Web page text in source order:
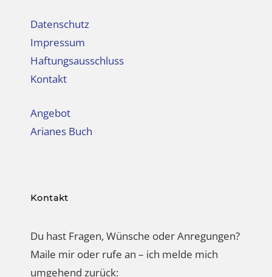
Datenschutz
Impressum
Haftungsausschluss
Kontakt
Angebot
Arianes Buch
Kontakt
Du hast Fragen, Wünsche oder Anregungen?
Maile mir oder rufe an – ich melde mich
umgehend zurück: